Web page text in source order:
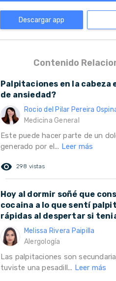
Descargar app
Contenido
Palpitaciones en la cabeza
de ansiedad?
Rocio del Pilar Pereira
Medicina General
Este puede hacer parte de un
generado por el... Leer más
remove_red_eye 298 vistas
Hoy al dormir soñé que
cocaina a lo que sentí
rápidas al despertar si
Melissa Rivera Paipilla
Alergología
Las palpitaciones son
tuviste una pesadill... Leer más